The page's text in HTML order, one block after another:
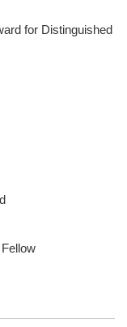
for Distinguished